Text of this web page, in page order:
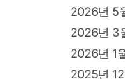
2026년 5
2026년 3
2026년 1
2025년